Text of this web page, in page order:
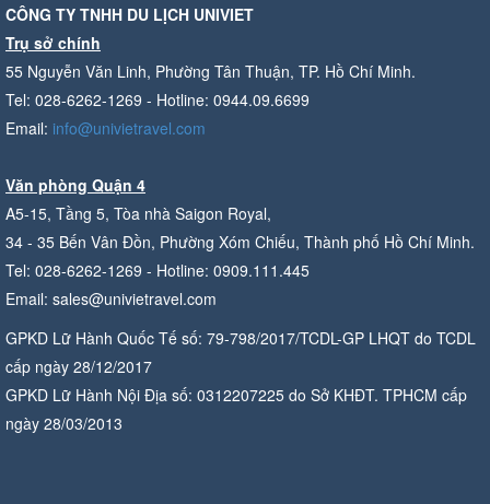
CÔNG TY TNHH DU LỊCH UNIVIET
Trụ sở chính
55 Nguyễn Văn Linh, Phường Tân Thuận, TP. Hồ Chí Minh.
Tel: 028-6262-1269 - Hotline: 0944.09.6699
Email: info@univietravel.com
Văn phòng Quận 4
A5-15, Tầng 5, Tòa nhà Saigon Royal,
34 - 35 Bến Vân Đồn, Phường Xóm Chiếu, Thành phố Hồ Chí Minh.
Tel: 028-6262-1269 - Hotline: 0909.111.445
Email: sales@univietravel.com
GPKD Lữ Hành Quốc Tế số: 79-798/2017/TCDL-GP LHQT do TCDL
cấp ngày 28/12/2017
GPKD Lữ Hành Nội Địa số: 0312207225 do Sở KHĐT. TPHCM cấp
ngày 28/03/2013